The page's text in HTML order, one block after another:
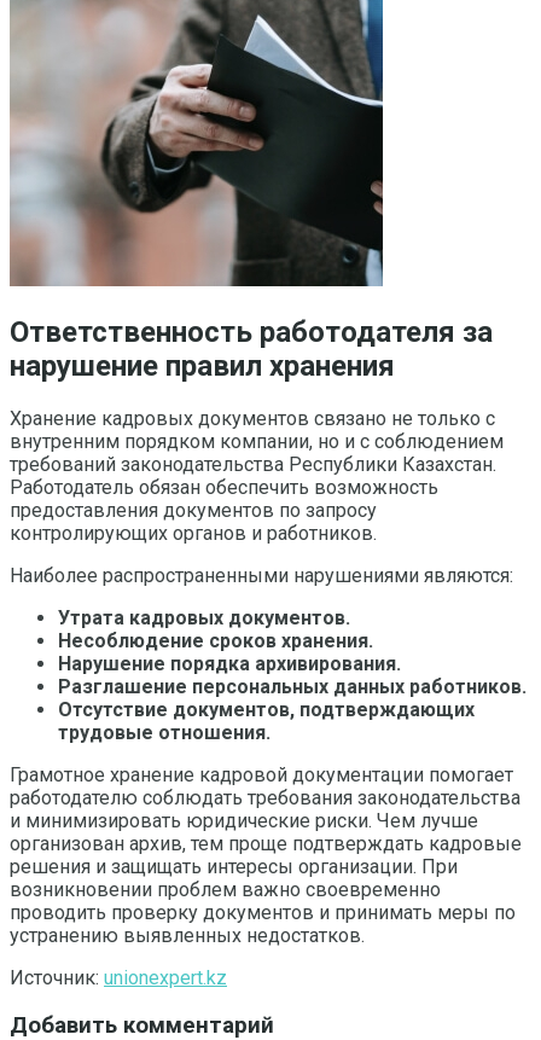
Ответственность работодателя за
нарушение правил хранения
Хранение кадровых документов связано не только с
внутренним порядком компании, но и с соблюдением
требований законодательства Республики Казахстан.
Работодатель обязан обеспечить возможность
предоставления документов по запросу
контролирующих органов и работников.
Наиболее распространенными нарушениями являются:
Утрата кадровых документов.
Несоблюдение сроков хранения.
Нарушение порядка архивирования.
Разглашение персональных данных работников.
Отсутствие документов, подтверждающих
трудовые отношения.
Грамотное хранение кадровой документации помогает
работодателю соблюдать требования законодательства
и минимизировать юридические риски. Чем лучше
организован архив, тем проще подтверждать кадровые
решения и защищать интересы организации. При
возникновении проблем важно своевременно
проводить проверку документов и принимать меры по
устранению выявленных недостатков.
Источник: unionexpert.kz
Добавить комментарий